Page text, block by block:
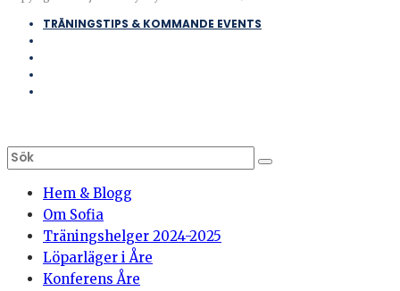
TRÄNINGSTIPS & KOMMANDE EVENTS
Hem & Blogg
Om Sofia
Träningshelger 2024-2025
Löparläger i Åre
Konferens Åre